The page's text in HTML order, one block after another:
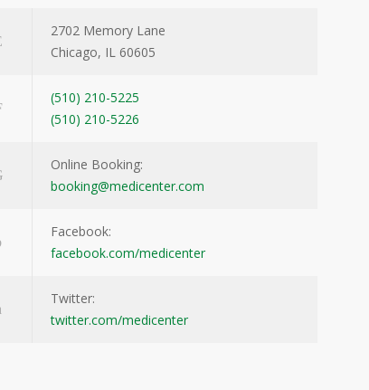
2702 Memory Lane
Chicago, IL 60605
(510) 210-5225
(510) 210-5226
Online Booking:
booking@medicenter.com
Facebook:
facebook.com/medicenter
Twitter:
twitter.com/medicenter